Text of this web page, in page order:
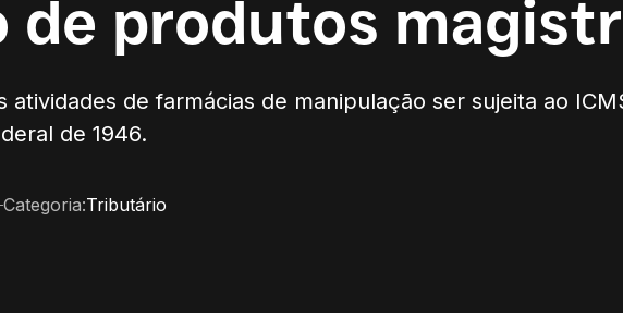
de produtos
de farmácias de manipulação ser sujeita ao
de 1946.
Categoria:Tributário